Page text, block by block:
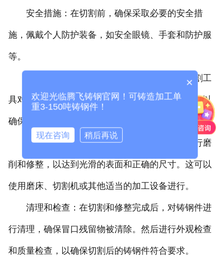
安全措施：在切割前，确保采取必要的安全措
施，佩戴个人防护装备，如安全眼镜、手套和防护服
等。
切割冒口：根据冒口的形状和尺寸，使用切割工
具对冒口进行切割。可以根据需要进行多次切割，以
确保冒口完全被切断。
磨削和修整：在切割后，可能需要对切口进行磨
削和修整，以达到光滑的表面和正确的尺寸。这可以
使用磨床、切割机或其他适当的加工设备进行。
清理和检查：在切割和修整完成后，对铸钢件进
行清理，确保冒口残留物被清除。然后进行外观检查
和质量检查，以确保切割后的铸钢件符合要求。
×
欢迎光临腾飞铸钢官网！可铸造加工单
重3-150吨铸钢件！
现在咨询 稍后再说